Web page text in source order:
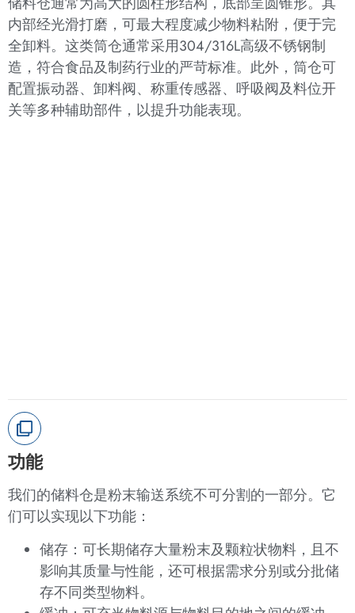
内部经光滑打磨，可最大程度减少物料粘附，便于完
全卸料。这类筒仓通常采用304/316L高级不锈钢制
造，符合食品及制药行业的严苛标准。此外，筒仓可
配置振动器、卸料阀、称重传感器、呼吸阀及料位开
关等多种辅助部件，以提升功能表现。
功能
我们的储料仓是粉末输送系统不可分割的一部分。它
们可以实现以下功能：
储存：可长期储存大量粉末及颗粒状物料，且不
影响其质量与性能，还可根据需求分别或分批储
存不同类型物料。